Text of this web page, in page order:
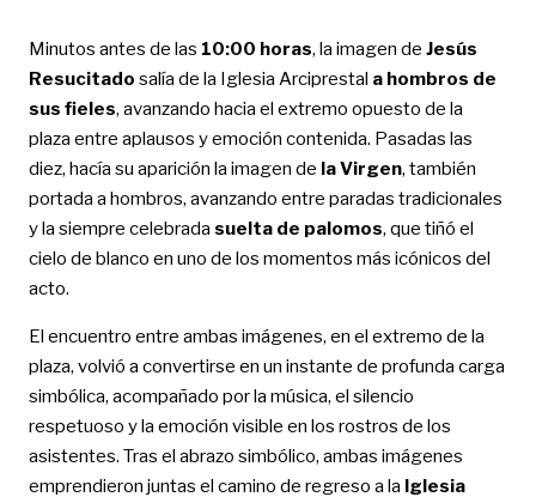
Minutos antes de las 10:00 horas, la imagen de Jesús
Resucitado salía de la Iglesia Arciprestal a hombros de
sus fieles, avanzando hacia el extremo opuesto de la
plaza entre aplausos y emoción contenida. Pasadas las
diez, hacía su aparición la imagen de la Virgen, también
portada a hombros, avanzando entre paradas tradicionales
y la siempre celebrada suelta de palomos, que tiñó el
cielo de blanco en uno de los momentos más icónicos del
acto.
El encuentro entre ambas imágenes, en el extremo de la
plaza, volvió a convertirse en un instante de profunda carga
simbólica, acompañado por la música, el silencio
respetuoso y la emoción visible en los rostros de los
asistentes. Tras el abrazo simbólico, ambas imágenes
emprendieron juntas el camino de regreso a la Iglesia